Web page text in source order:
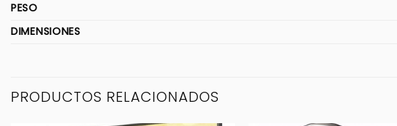
PESO
DIMENSIONES
PRODUCTOS RELACIONADOS